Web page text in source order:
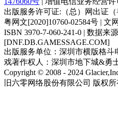
出版服务许可证:（总）网出证
粤网文[2020]10760-02584号 | 文
ISBN 3970-7-060-241-0 | 数据来源
[DNF.DB.GAMESSAGE.COM]
出版服务单位：深圳市横版格斗
戏著作权人：深圳市地下城&勇
Copyright © 2008 - 2024
旧六零网络股份有限公司 版权